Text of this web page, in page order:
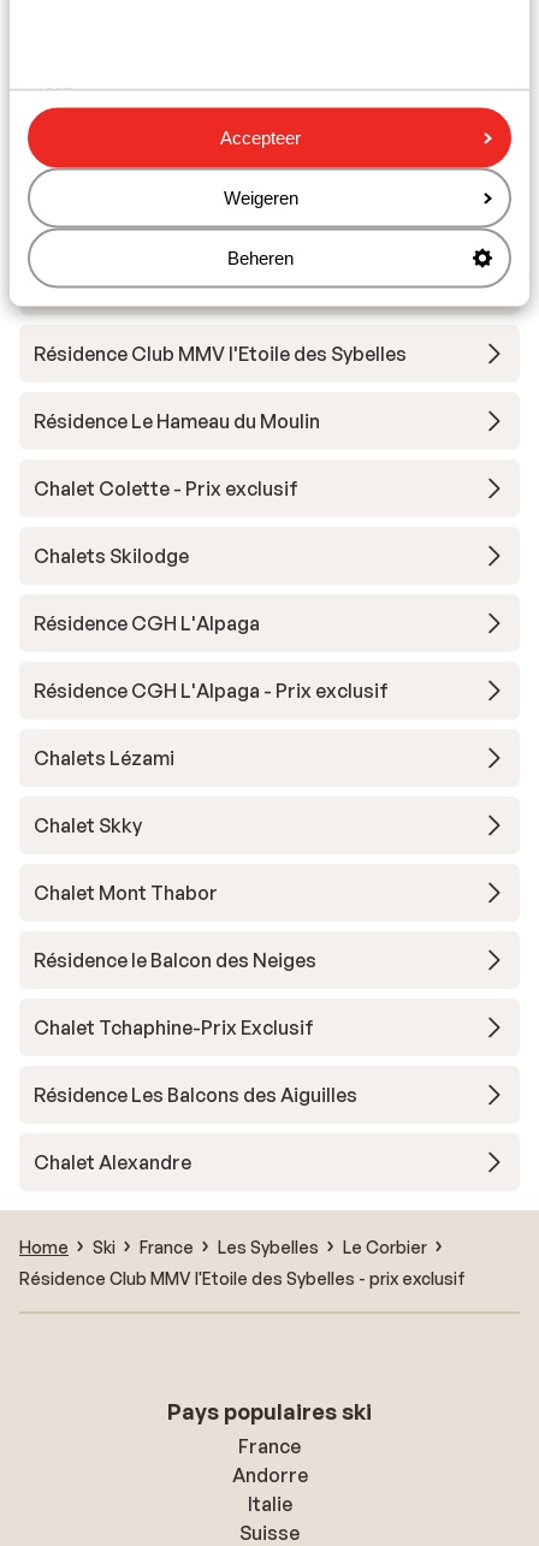
Accepteer
Weigeren
Beheren
Autres hébergements - Les Sybelles
Chalet la Marmotte
Chalets des Ecrins
Résidence Club MMV l'Etoile des Sybelles
Résidence Le Hameau du Moulin
Chalet Colette - Prix exclusif
Chalets Skilodge
Résidence CGH L'Alpaga
Résidence CGH L'Alpaga - Prix exclusif
Chalets Lézami
Chalet Skky
Chalet Mont Thabor
Résidence le Balcon des Neiges
Chalet Tchaphine-Prix Exclusif
Résidence Les Balcons des Aiguilles
Chalet Alexandre
Home Ski France Les Sybelles
Le Corbier
Résidence Club MMV l'Etoile des Sybelles - prix exclusif
Pays populaires ski
France
Andorre
Italie
Suisse